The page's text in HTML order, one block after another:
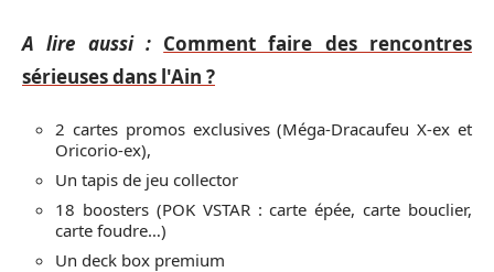
A lire aussi : Comment faire des rencontres
sérieuses dans l'Ain ?
2 cartes promos exclusives (Méga-Dracaufeu X-ex et
Oricorio-ex),
Un tapis de jeu collector
18 boosters (POK VSTAR : carte épée, carte bouclier,
carte foudre…)
Un deck box premium